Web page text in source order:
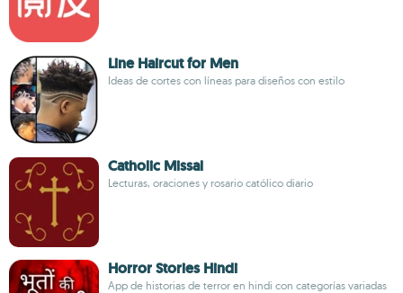
Line Haircut for Men
Ideas de cortes con líneas para diseños con estilo
Catholic Missal
Lecturas, oraciones y rosario católico diario
Horror Stories Hindi
App de historias de terror en hindi con categorías variadas